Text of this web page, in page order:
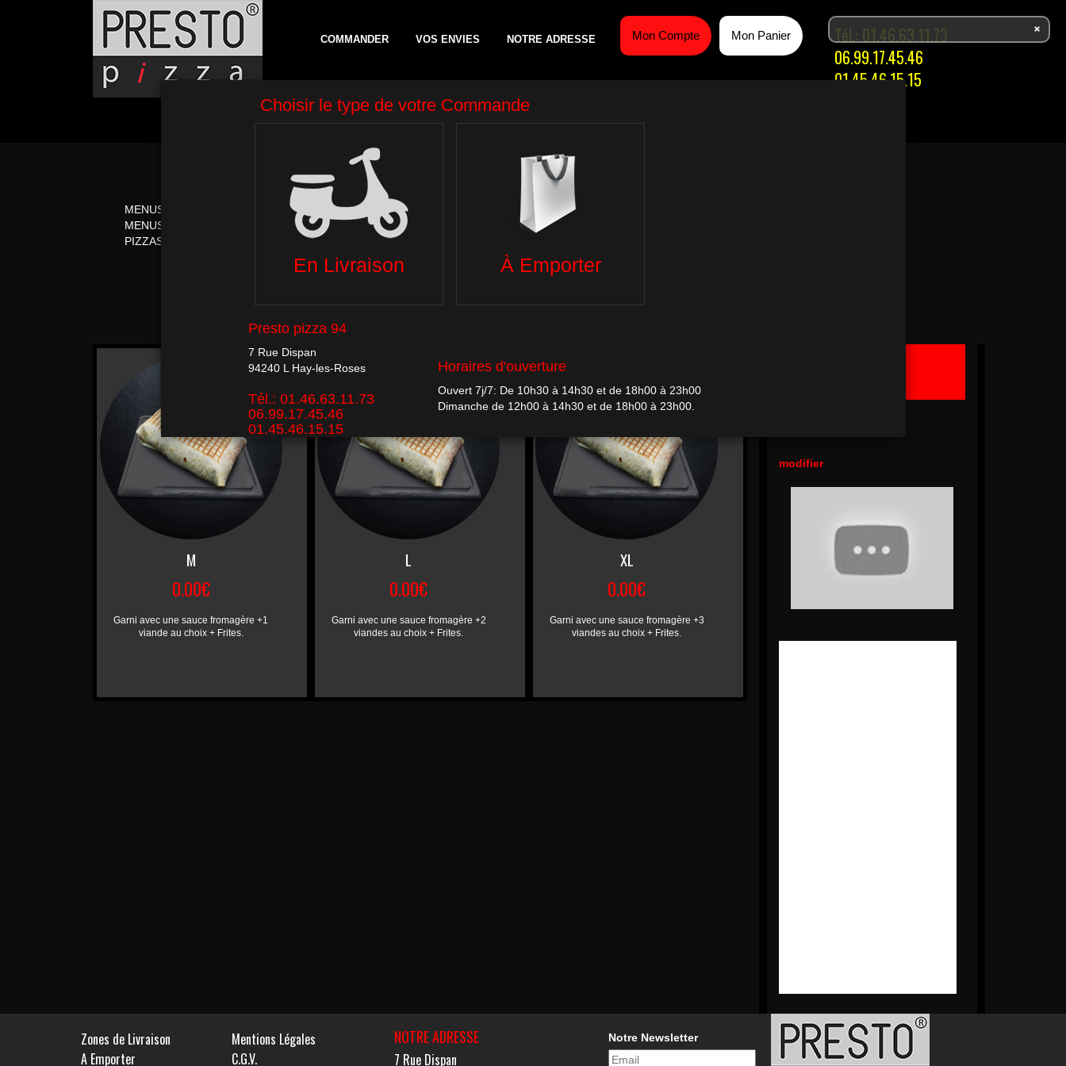
COMMANDER VOS ENVIES NOTRE ADRESSE Mon Compte Mon Panier Tél.:01.46.63.11.73
06.99.17.45.46
01.45.46.15.15
MENUS
MENUS MIDI
PIZZAS TOMATE
PIZZAS CRÈME FRAÎCHE
PIZZAS ITALIENNES
ESCALOPES DE VEAU
TACOS
M
0.00€
Garni avec une sauce fromagère +1
viande au choix + Frites.
L
0.00€
Garni avec une sauce fromagère +2
viandes au choix + Frites.
XL
0.00€
Garni avec une sauce fromagère +3
viandes au choix + Frites.
modifier
Zones de Livraison
A Emporter
Mentions Légales
C.G.V.
NOTRE ADRESSE
7 Rue Dispan
Notre Newsletter